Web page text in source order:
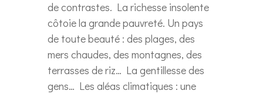
de contrastes. La richesse insolente
côtoie la grande pauvreté. Un pays
de toute beauté : des plages, des
mers chaudes, des montagnes, des
terrasses de riz… La gentillesse des
gens… Les aléas climatiques : une